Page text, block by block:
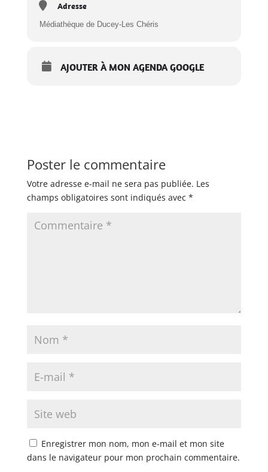
Adresse
Médiathèque de Ducey-Les Chéris
AJOUTER À MON AGENDA GOOGLE
Poster le commentaire
Votre adresse e-mail ne sera pas publiée. Les
champs obligatoires sont indiqués avec *
Enregistrer mon nom, mon e-mail et mon site
dans le navigateur pour mon prochain commentaire.